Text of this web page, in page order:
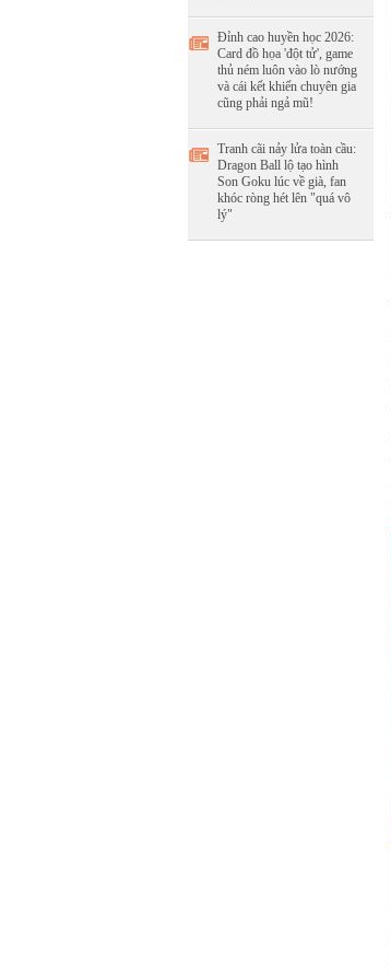
Đỉnh cao huyền học 2026:
Card đồ họa 'đột tử', game
thủ ném luôn vào lò nướng
và cái kết khiến chuyên gia
cũng phải ngả mũ!
Tranh cãi nảy lửa toàn cầu:
Dragon Ball lộ tạo hình
Son Goku lúc về già, fan
khóc ròng hét lên "quá vô
lý"